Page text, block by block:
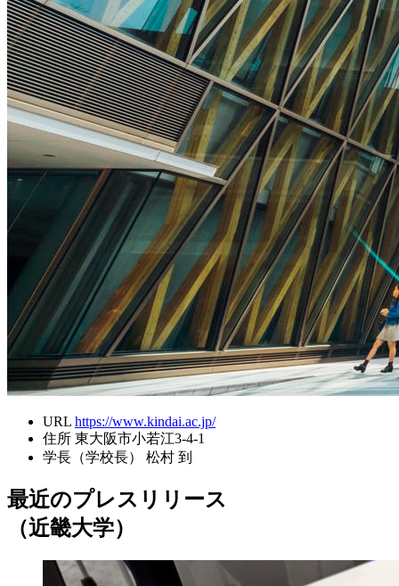
URL https://www.kindai.ac.jp/
住所 東大阪市小若江3-4-1
学長（学校長）
松村 到
最近のプレスリリース
（近畿大学）